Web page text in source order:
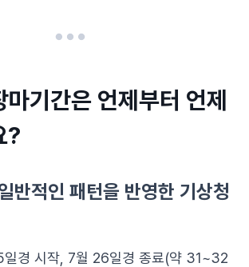
기간은 언제부터 언제
?
반적인 패턴을 반영한 기상청
일경 시작, 7월 26일경 종료(약 31~32